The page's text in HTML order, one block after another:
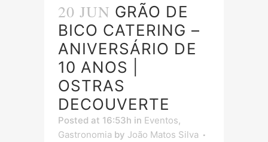
20 JUN GRÃO DE
BICO CATERING –
ANIVERSÁRIO DE
10 ANOS |
OSTRAS
DECOUVERTE
Posted at 16:53h in Eventos,
Gastronomia by João Matos Silva